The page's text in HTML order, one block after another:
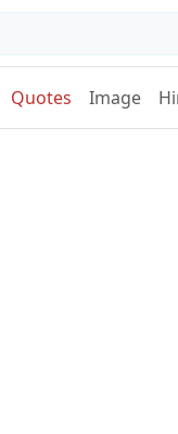
Quotes Image